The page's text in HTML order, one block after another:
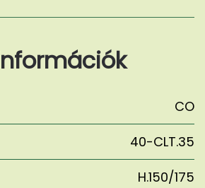
CO
40-CLT.35
H.150/175